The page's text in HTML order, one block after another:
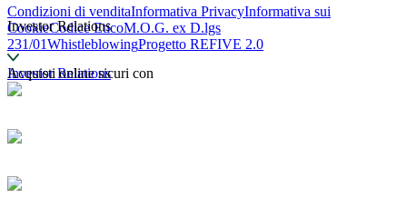
Condizioni di venditaInformativa PrivacyInformativa sui
CookieCodice EticoM.O.G. ex D.lgs
231/01WhistleblowingProgetto REFIVE 2.0
Investor Relations
Investor Relations
Acquisti online sicuri con